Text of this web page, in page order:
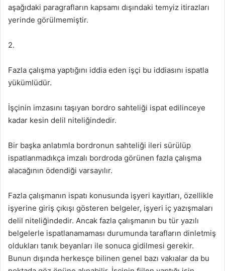
aşağıdaki paragrafların kapsamı dışındaki temyiz itirazları
yerinde görülmemiştir.
2.
Fazla çalışma yaptığını iddia eden işçi bu iddiasını ispatla
yükümlüdür.
İşçinin imzasını taşıyan bordro sahteliği ispat edilinceye
kadar kesin delil niteliğindedir.
Bir başka anlatımla bordronun sahteliği ileri sürülüp
ispatlanmadıkça imzalı bordroda görünen fazla çalışma
alacağının ödendiği varsayılır.
Fazla çalışmanın ispatı konusunda işyeri kayıtları, özellikle
işyerine giriş çıkışı gösteren belgeler, işyeri iç yazışmaları
delil niteliğindedir. Ancak fazla çalışmanın bu tür yazılı
belgelerle ispatlanamaması durumunda tarafların dinletmiş
oldukları tanık beyanları ile sonuca gidilmesi gerekir.
Bunun dışında herkesçe bilinen genel bazı vakıalar da bu